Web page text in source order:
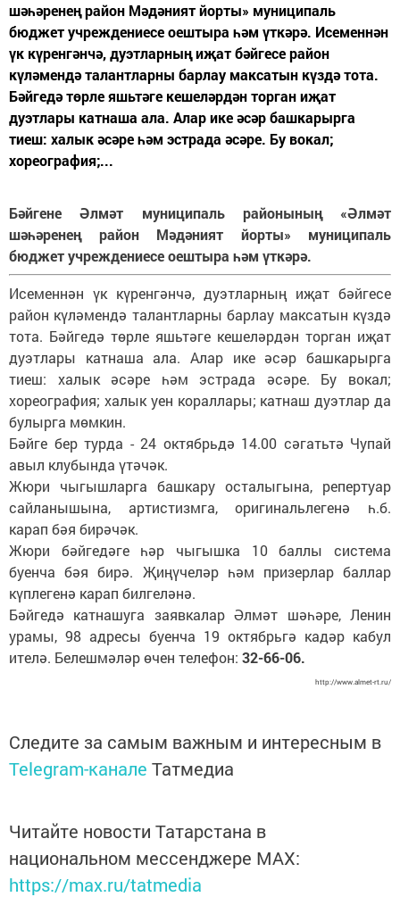
шәһәренең район Мәдәният йорты» муниципаль
бюджет учреждениесе оештыра һәм үткәрә. Исеменнән
үк күренгәнчә, дуэтларның иҗат бәйгесе район
күләмендә талантларны барлау максатын күздә тота.
Бәйгедә төрле яшьтәге кешеләрдән торган иҗат
дуэтлары катнаша ала. Алар ике әсәр башкарырга
тиеш: халык әсәре һәм эстрада әсәре. Бу вокал;
хореография;...
Бәйгене Әлмәт муниципаль районының «Әлмәт
шәһәренең район Мәдәният йорты» муниципаль
бюджет учреждениесе оештыра һәм үткәрә.
Исеменнән үк күренгәнчә, дуэтларның иҗат бәйгесе
район күләмендә талантларны барлау максатын күздә
тота. Бәйгедә төрле яшьтәге кешеләрдән торган иҗат
дуэтлары катнаша ала. Алар ике әсәр башкарырга
тиеш: халык әсәре һәм эстрада әсәре. Бу вокал;
хореография; халык уен кораллары; катнаш дуэтлар да
булырга мөмкин.
Бәйге бер турда - 24 октябрьдә 14.00 сәгатьтә Чупай
авыл клубында үтәчәк.
Жюри чыгышларга башкару осталыгына, репертуар
сайланышына, артистизмга, оригинальлегенә һ.б.
карап бәя бирәчәк.
Жюри бәйгедәге һәр чыгышка 10 баллы система
буенча бәя бирә. Җиңүчеләр һәм призерлар баллар
күплегенә карап билгеләнә.
Бәйгедә катнашуга заявкалар Әлмәт шәһәре, Ленин
урамы, 98 адресы буенча 19 октябрьгә кадәр кабул
ителә. Белешмәләр өчен телефон: 32-66-06.
http://www.almet-rt.ru/
Следите за самым важным и интересным в
Telegram-канале Татмедиа
Читайте новости Татарстана в
национальном мессенджере MАХ:
https://max.ru/tatmedia